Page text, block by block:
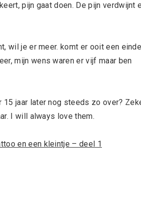
pijn gaat doen. De pijn verdwijnt
wil je er meer. komt er ooit een
mijn wens waren er vijf maar ben
15 jaar later nog steeds zo over?
I will always love them.
en een kleintje – deel 1